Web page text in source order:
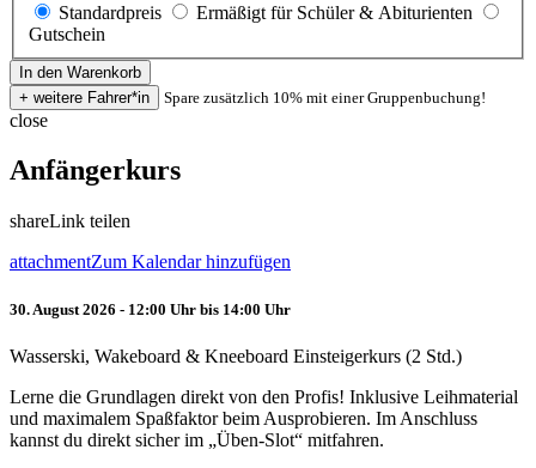
Standardpreis
Ermäßigt für Schüler & Abiturienten
Gutschein
Spare zusätzlich 10% mit einer Gruppenbuchung!
close
Anfängerkurs
shareLink teilen
attachmentZum Kalendar hinzufügen
30. August 2026 - 12:00 Uhr bis 14:00 Uhr
Wasserski, Wakeboard & Kneeboard Einsteigerkurs (2 Std.)
Lerne die Grundlagen direkt von den Profis! Inklusive Leihmaterial
und maximalem Spaßfaktor beim Ausprobieren. Im Anschluss
kannst du direkt sicher im „Üben-Slot“ mitfahren.